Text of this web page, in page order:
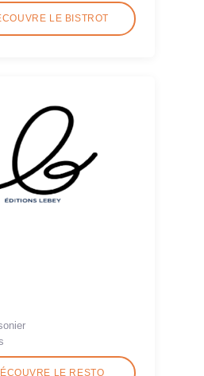
LE BISTROT
LE RESTO